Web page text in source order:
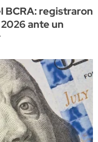
BCRA: registraron
ante un